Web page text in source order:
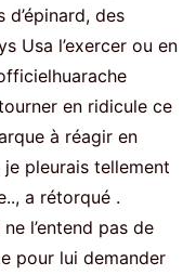
d’épinard, des
Usa l’exercer ou en
en ridicule ce
à réagir en
pleurais tellement
a rétorqué .
l’entend pas de
pour lui demander